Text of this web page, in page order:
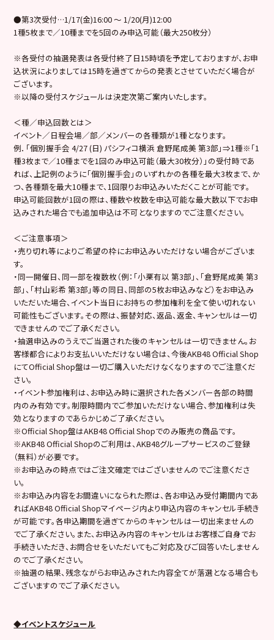
●第3次受付…1/17(金)16:00 ～ 1/20(月)12:00
1種5枚まで／10種までを5回のみ申込可能（最大250枚分）
※各受付の抽選発表は各受付終了日15時頃を予定しておりますが、お申
込状況によりましては15時を過ぎてからの発表とさせていただく場合が
ございます。
※以降の受付スケジュールは決定次第ご案内いたします。
＜種／申込回数とは＞
イベント／日程会場／部／メンバーの各種類が1種となります。
例．「個別握手会 4/27 (日) パシフィコ横浜 倉野尾成美 第3部」⇒1種※「1
種3枚まで／10種までを1回のみ申込可能（最大30枚分）」の受付時であ
れば、上記例のように「個別握手会」のいずれかの各種を最大3枚まで、か
つ、各種類を最大10種まで、1回限りお申込みいただくことが可能です。
申込可能回数が1回の際は、種数や枚数を申込可能な最大数以下でお申
込みされた場合でも追加申込は不可となりますのでご注意ください。
＜ご注意事項＞
・売り切れ等によりご希望の枠にお申込みいただけない場合がございま
す。
・同一開催日、同一部を複数枚（例：「小栗有以 第3部」、「倉野尾成美 第3
部」、「村山彩希 第3部」等の同日、同部の5枚お申込みなど）をお申込み
いただいた場合、イベント当日にお持ちの参加権利を全て使い切れない
可能性もございます。その際は、振替対応、返品、返金、キャンセルは一切
できませんのでご了承ください。
・抽選申込みのうえでご当選された後のキャンセルは一切できません。お
客様都合によりお支払いいただけない場合は、今後AKB48 Official Shop
にてOfficial Shop盤は一切ご購入いただけなくなりますのでご注意くだ
さい。
・イベント参加権利は、お申込み時に選択された各メンバー各部の時間
内のみ有効です。制限時間内でご参加いただけない場合、参加権利は失
効となりますのであらかじめご了承ください。
※Official Shop盤はAKB48 Official Shopでのみ販売の商品です。
※AKB48 Official Shopのご利用は、AKB48グループサービスのご登録
（無料）が必要です。
※お申込みの時点ではご注文確定ではございませんのでご注意くださ
い。
※お申込み内容をお間違いになられた際は、各お申込み受付期間内であ
ればAKB48 Official Shopマイページ内より申込内容のキャンセル手続き
が可能です。各申込期間を過ぎてからのキャンセルは一切出来ませんの
でご了承ください。また、お申込み内容のキャンセルはお客様ご自身でお
手続きいただき、お問合せをいただいてもご対応及びご回答いたしません
のでご了承ください。
※抽選の結果、残念ながらお申込みされた内容全てが落選となる場合も
ございますのでご了承ください。
◆イベントスケジュール